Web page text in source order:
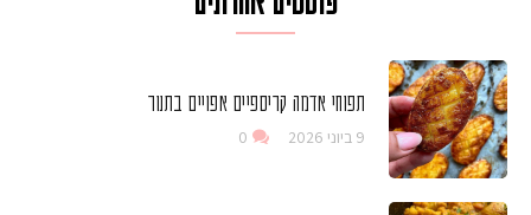
תפוחי אדמה קריספיים אפויים בתנור
9 ביוני 2026 0